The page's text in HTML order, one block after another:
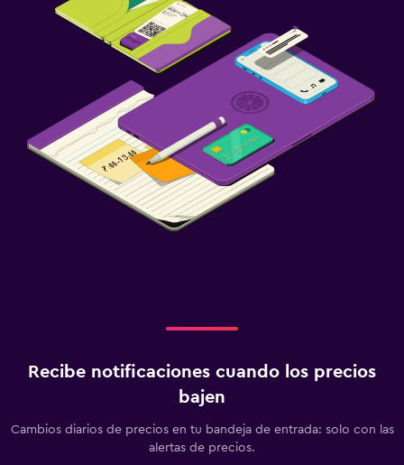
Recibe notificaciones cuando los precios
bajen
Cambios diarios de precios en tu bandeja de entrada: solo con las
alertas de precios.